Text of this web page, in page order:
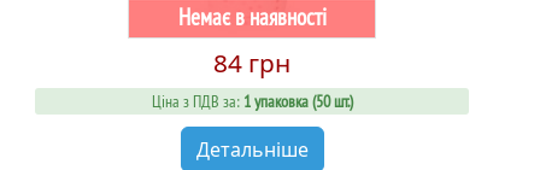
Немає в наявності
84 грн
Ціна з ПДВ за: 1 упаковка (50 шт.)
Детальніше